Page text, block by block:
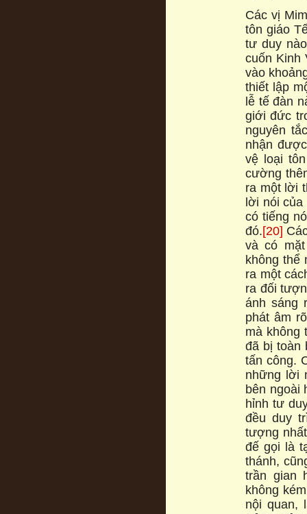
Các vị
tôn giáo
tư duy
cuốn Kinh
vào
thiết lập
lễ tế đàn
giới đức
nguyên
nhận
vệ loại
cường
ra một lời
lời nói của
có tiếng
đó.[20]
và có
không thể
ra một
ra đối
ánh sáng
phát âm
mà không
đã bị toàn
tấn công.
những lời
bên ngoài
hỉnh tư
đều duy
tượng
đế gọi là
thánh,
trần gian
không
nội quan,